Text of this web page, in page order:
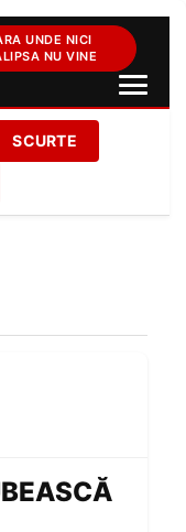
UNDE NICI
NU VINE
SCURTE